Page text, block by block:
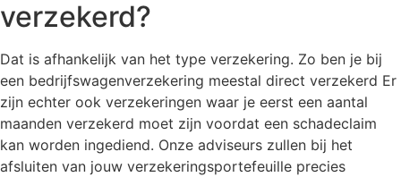
verzekerd?
Dat is afhankelijk van het type verzekering. Zo ben je bij
een bedrijfswagenverzekering meestal direct verzekerd Er
zijn echter ook verzekeringen waar je eerst een aantal
maanden verzekerd moet zijn voordat een schadeclaim
kan worden ingediend. Onze adviseurs zullen bij het
afsluiten van jouw verzekeringsportefeuille precies